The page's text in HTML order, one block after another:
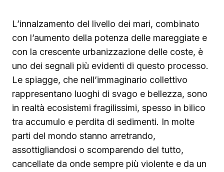
L’innalzamento del livello dei mari, combinato
con l’aumento della potenza delle mareggiate e
con la crescente urbanizzazione delle coste, è
uno dei segnali più evidenti di questo processo.
Le spiagge, che nell’immaginario collettivo
rappresentano luoghi di svago e bellezza, sono
in realtà ecosistemi fragilissimi, spesso in bilico
tra accumulo e perdita di sedimenti. In molte
parti del mondo stanno arretrando,
assottigliandosi o scomparendo del tutto,
cancellate da onde sempre più violente e da un